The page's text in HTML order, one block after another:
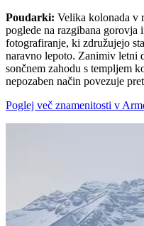
Poudarki: Velika kolonada v
poglede na razgibana gorovja
fotografiranje, ki združujejo
naravno lepoto. Zanimiv letni
sončnem zahodu s templjem
nepozaben način povezuje
Poglej več znamenitosti v